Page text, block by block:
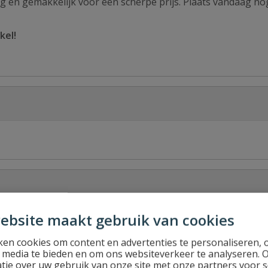
maakt gebruik van cookies
cookies om content en advertenties te personaliseren,
te bieden en om ons websiteverkeer te analyseren.
over uw gebruik van onze site met onze partners voor
Stel jouw